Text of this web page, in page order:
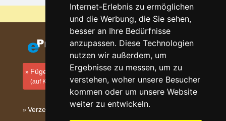
Internet-Erlebnis zu ermöglichen
und die Werbung, die Sie sehen,
besser an Ihre Bedürfnisse
anzupassen. Diese Technologien
nutzen wir außerdem, um
Ergebnisse zu messen, um zu
verstehen, woher unsere Besucher
kommen oder um unsere Website
weiter zu entwickeln.
Warum sind unsere Server am billigsten?
Fügen Sie Ihre Unterkunft hinzu
(auf Kroatisch)
Verzeichnis der Unterkunft